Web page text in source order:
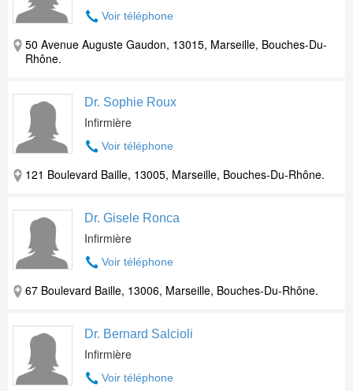
Voir téléphone
50 Avenue Auguste Gaudon, 13015, Marseille, Bouches-Du-
Rhône.
Dr. Sophie Roux
Infirmière
Voir téléphone
121 Boulevard Baille, 13005, Marseille, Bouches-Du-Rhône.
Dr. Gisele Ronca
Infirmière
Voir téléphone
67 Boulevard Baille, 13006, Marseille, Bouches-Du-Rhône.
Dr. Bernard Salcioli
Infirmière
Voir téléphone